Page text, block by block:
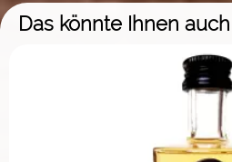
Das könnte Ihnen